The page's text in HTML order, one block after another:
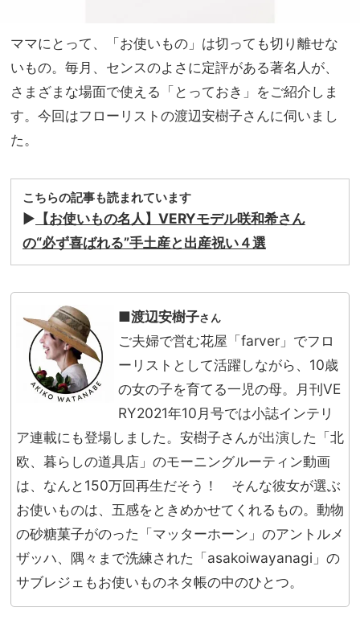
ママにとって、「お使いもの」は切っても切り離せな
いもの。毎月、センスのよさに定評がある著名人が、
さまざまな場面で使える「とっておき」をご紹介しま
す。今回はフローリストの渡辺安樹子さんに伺いまし
た。
こちらの記事も読まれています
▶ 【お使いもの名人】VERYモデル咲和希さん
の“必ず喜ばれる”手土産と出産祝い４選
■渡辺安樹子さん
ご夫婦で営む花屋「farver」でフロ
ーリストとして活躍しながら、10歳
の女の子を育てる一児の母。月刊VE
RY2021年10月号では小誌インテリ
ア連載にも登場しました。安樹子さんが出演した「北
欧、暮らしの道具店」のモーニングルーティン動画
は、なんと150万回再生だそう！ そんな彼女が選ぶ
お使いものは、五感をときめかせてくれるもの。動物
の砂糖菓子がのった「マッターホーン」のアントルメ
ザッハ、隅々まで洗練された「asakoiwayanagi」の
サブレジェもお使いものネタ帳の中のひとつ。